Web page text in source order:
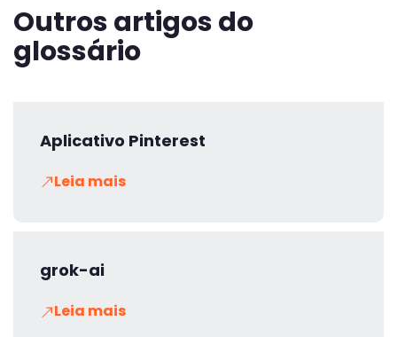
Outros artigos do
glossário
Aplicativo Pinterest
Leia mais
grok-ai
Leia mais